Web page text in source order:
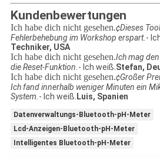
Kundenbewertungen
Ich habe dich nicht gesehen.¢Dieses
Fehlerbehebung im Workshop erspart.-
Techniker, USA
Ich habe dich nicht gesehen.Ich mag
die Reset-Funktion.- Ich weiß.Stefan,
Ich habe dich nicht gesehen.¢Großer
Ich fand innerhalb weniger Minuten ein
System.- Ich weiß. Luis, Spanien
Datenverwaltungs-Bluetooth-pH-Meter
Lcd-Anzeigen-Bluetooth-pH-Meter
Intelligentes Bluetooth-pH-Meter